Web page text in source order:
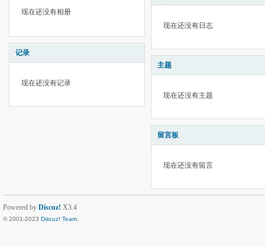
现在还没有相册
记录
现在还没有记录
现在还没有日志
主题
现在还没有主题
留言板
现在还没有留言
Powered by Discuz! X3.4
© 2001-2023 Discuz! Team